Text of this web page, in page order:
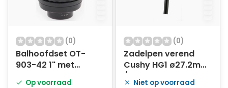
(0)
Balhoofdset OT-
903-42 1" met
Op voorraad
(0)
Zadelpen verend
Cushy HG1 ø27.2mm
Niet op voorraad